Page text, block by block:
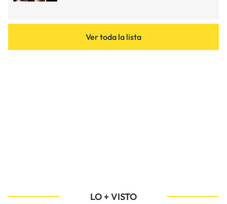
Ver toda la lista
LO + VISTO